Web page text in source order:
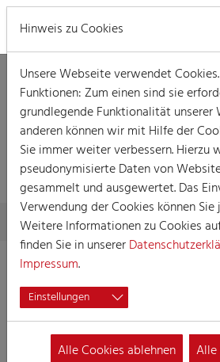
DETAILLIERTE
Skip to main content
You are here:
Home Detaillierte Informationen
Garde-
„Blau-
Hinweis zu Cookies
Unsere Webseite verwendet
Funktionen: Zum einen sind sie
grundlegende Funktionalität unserer
anderen können wir mit Hilfe der
Sie immer weiter verbessern. Hierzu
pseudonymisierte Daten von
gesammelt und ausgewertet. Das
Verwendung der Cookies können
Weitere Informationen zu Cookies
finden Sie in unserer
Impressum.
Einstellungen
Alle Cookies ablehnen Alle